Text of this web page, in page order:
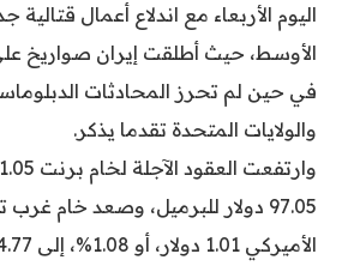
اليوم الأربعاء مع اندلاع أعمال
الأوسط، حيث أطلقت إيران صواريخ
في حين لم تحرز المحادثات
والولايات المتحدة تقدما يذكر.
97.05 دولار للبرميل، وصعد خام
الأميركي 1.01 دولار، أو 1.08%، إلى 94.77 دولار.